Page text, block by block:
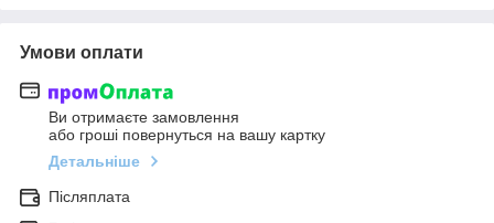
Умови оплати
Ви отримаєте замовлення
або гроші повернуться на вашу картку
Детальніше
Післяплата